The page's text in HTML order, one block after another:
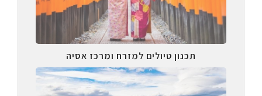
תכנון טיולים למזרח ומרכז אסיה